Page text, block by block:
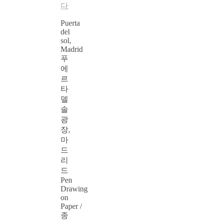
다
Puerta
del
sol,
Madrid
푸
에
르
타
델
솔
광
장,
마
드
리
드
Pen
Drawing
on
Paper /
종